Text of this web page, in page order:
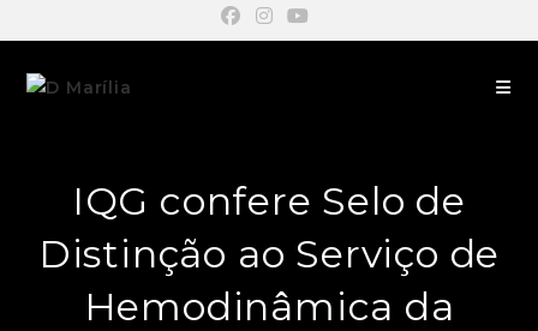
IQG confere Selo de
Distinção ao Serviço de
Hemodinâmica da